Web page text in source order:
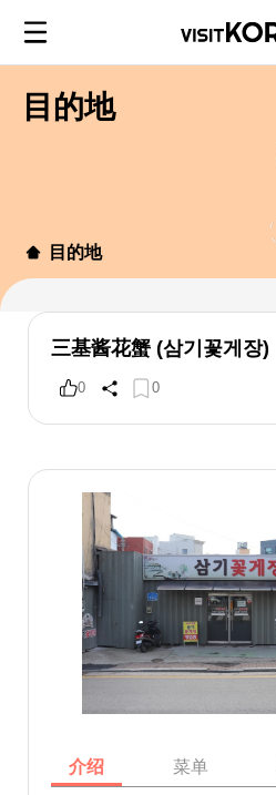
目的地
目的地
三基酱花蟹 (삼기꽃게장)
0 0
介绍 菜单